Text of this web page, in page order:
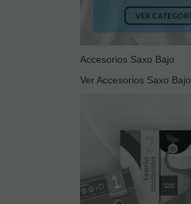
Accesorios Saxo Bajo
Ver Accesorios Saxo Bajo